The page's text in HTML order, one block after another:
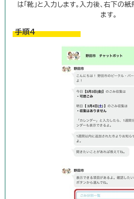
は「靴」と入力します。入力後、右下の
ます。
手順4